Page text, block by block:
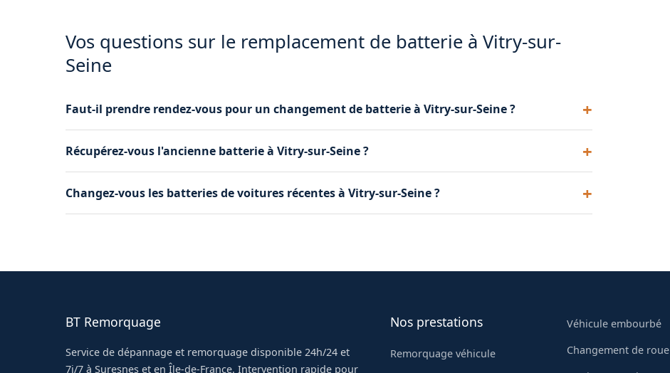
Vos questions sur le remplacement de batterie à Vitry-sur-
Seine
Faut-il prendre rendez-vous pour un changement de batterie à Vitry-sur-Seine ?
Toutefois, si vous souhaitez planifier l'intervention, nous fixons un créneau à votre convenance.
Récupérez-vous l'ancienne batterie à Vitry-sur-Seine ?
agréée. C'est inclus dans notre prestation, sans frais supplémentaires.
Changez-vous les batteries de voitures récentes à Vitry-sur-Seine ?
BT Remorquage
Service de dépannage et remorquage disponible 24h/24 et
7j/7 à Suresnes et en Île-de-France. Intervention rapide pour
Nos prestations
Remorquage véhicule
Véhicule embourbé
Changement de roue